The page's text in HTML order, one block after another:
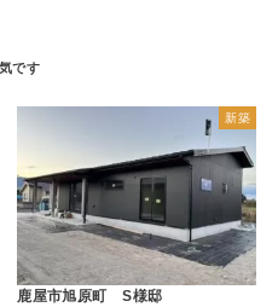
新築
鹿屋市旭原町 S様邸